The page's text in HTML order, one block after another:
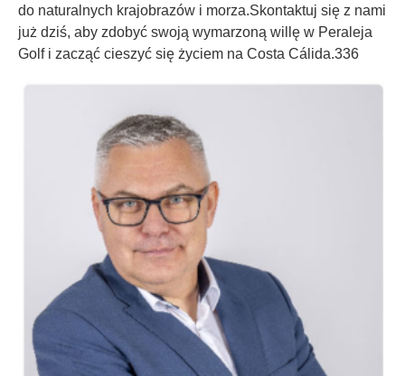
do naturalnych krajobrazów i morza.Skontaktuj się z nami
już dziś, aby zdobyć swoją wymarzoną willę w Peraleja
Golf i zacząć cieszyć się życiem na Costa Cálida.336